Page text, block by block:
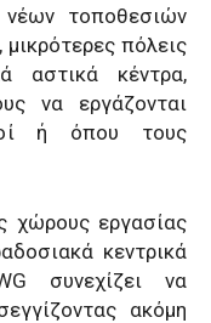
νέων τοποθεσιών
πόλεις
αστικά κέντρα,
να εργάζονται
ή όπου τους
χώρους εργασίας
κεντρικά
συνεχίζει να
ακόμη